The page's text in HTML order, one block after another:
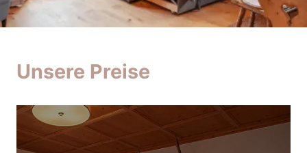
Unsere Preise